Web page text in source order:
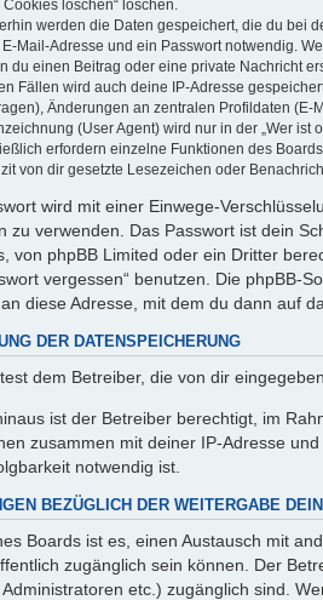
Cookies löschen“ löschen.
werden die Daten gespeichert, die du bei
Mail-Adresse und ein Passwort notwendig.
du einen Beitrag oder eine private Nachricht
Fällen wird auch deine IP-Adresse
Änderungen an zentralen Profildaten
(User Agent) wird nur in der „Wer
erfordern einzelne Funktionen des
von dir gesetzte Lesezeichen oder
wird mit einer Einwege-
zu verwenden. Das Passwort ist dein
von phpBB Limited oder ein Dritter
vergessen“ benutzen. Die phpBB-
diese Adresse, mit dem du dann auf
DER DATENSPEICHERUNG
dem Betreiber, die von dir
ist der Betreiber berechtigt, im
zusammen mit deiner IP-Adresse
notwendig ist.
BEZÜGLICH DER WEITERGABE
Boards ist es, einen Austausch mit
zugänglich sein können. Der
Administratoren etc.) zugänglich sind.